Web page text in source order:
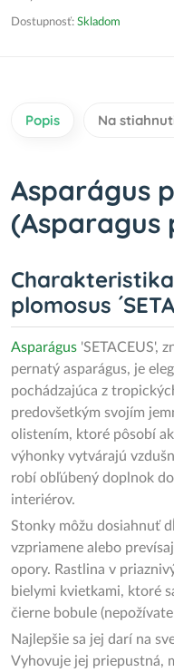
Dostupnosť: Skladom
Popis Na
Asparágus
(Asparagus
plomosus
Asparágus 'SETACEUS',
pernatý asparágus, je
pochádzajúca z
predovšetkým svojím
olistením, ktoré pôsobí
výhonky vytvárajú
robí obľúbený doplnok
interiérov.
Stonky môžu dosiahnuť
vzpriamene alebo
opory. Rastlina v
bielymi kvietkami, ktoré
čierne bobule
Najlepšie sa jej darí na
Vyhovuje jej priepustná,